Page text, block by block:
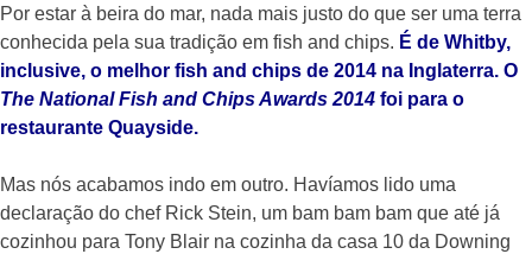
Por estar à beira do mar, nada mais justo do que ser uma terra
conhecida pela sua tradição em fish and chips. É de Whitby,
inclusive, o melhor fish and chips de 2014 na Inglaterra. O
The National Fish and Chips Awards 2014 foi para o
restaurante Quayside.
Mas nós acabamos indo em outro. Havíamos lido uma
declaração do chef Rick Stein, um bam bam bam que até já
cozinhou para Tony Blair na cozinha da casa 10 da Downing